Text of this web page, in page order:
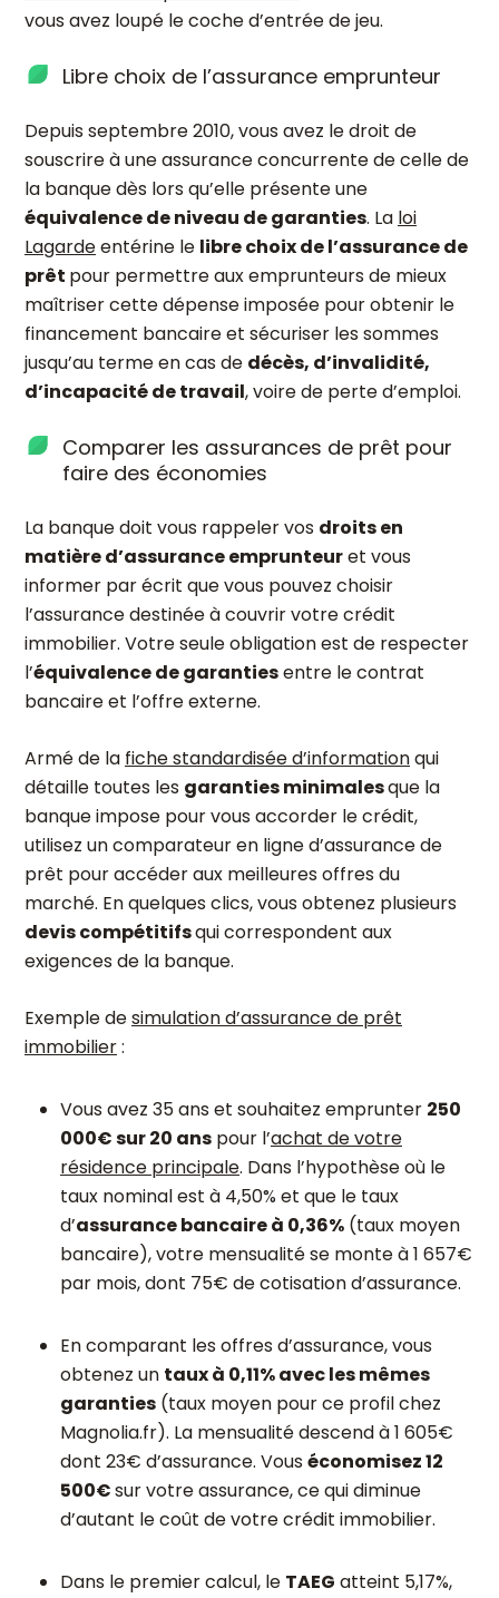
vous avez loupé le coche d’entrée de jeu.
Libre choix de l’assurance emprunteur
Depuis septembre 2010, vous avez le droit de
souscrire à une assurance concurrente de celle de
la banque dès lors qu’elle présente une
équivalence de niveau de garanties. La loi
Lagardeentérine le libre choix de l’assurance de
prêt pour permettre aux emprunteurs de mieux
maîtriser cette dépense imposée pour obtenir le
financement bancaire et sécuriser les sommes
jusqu’au terme en cas de décès, d’invalidité,
d’incapacité de travail, voire de perte d’emploi.
Comparer les assurances de prêt pour
faire des économies
La banque doit vous rappeler vos droits en
matière d’assurance emprunteuret vous
informer par écrit que vous pouvez choisir
l’assurance destinée à couvrir votre crédit
immobilier. Votre seule obligation est de respecter
l’équivalence de garantiesentre le contrat
bancaire et l’offre externe.
Armé de la fiche standardisée d’informationqui
détaille toutes les garanties minimalesque la
banque impose pour vous accorder le crédit,
utilisez un comparateur en ligne d’assurance de
prêt pour accéder aux meilleures offres du
marché. En quelques clics, vous obtenez plusieurs
devis compétitifsqui correspondent aux
exigences de la banque.
Exemple desimulation d’assurance de prêt
immobilier:
Vous avez 35 ans et souhaitez emprunter 250
000€ sur 20 ans pour l’achat de votre
résidence principale. Dans l’hypothèse où le
taux nominal est à 4,50% et que le taux
d’assurance bancaire à 0,36% (taux moyen
bancaire), votre mensualité se monte à 1 657€
par mois, dont 75€ de cotisation d’assurance.
En comparant les offres d’assurance, vous
obtenez un taux à 0,11% avec les mêmes
garanties (taux moyen pour ce profil chez
Magnolia.fr). La mensualité descend à 1 605€
dont 23€ d’assurance. Vouséconomisez 12
500€sur votre assurance, ce qui diminue
d’autant le coût de votre crédit immobilier.
Dans le premier calcul, le TAEG atteint 5,17%,